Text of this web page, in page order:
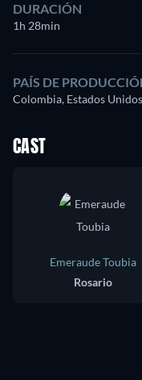
DURACIÓN
1h 28min
PAÍS DE
Colombia, Estados Unidos
CAST
Emeraude Toubia
Rosario